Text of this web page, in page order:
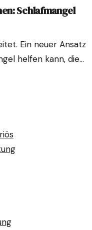
Schlafmangel
Ein neuer Ansatz
helfen kann, die